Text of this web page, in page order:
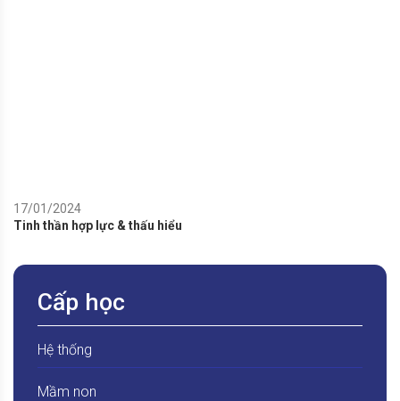
17/01/2024
Tinh thần hợp lực & thấu hiểu
Cấp học
Hệ thống
Mầm non